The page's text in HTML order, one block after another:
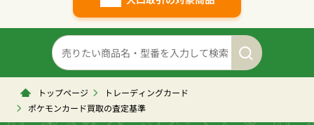
トップページ
トレーディングカード
ポケモンカード買取の査定基準